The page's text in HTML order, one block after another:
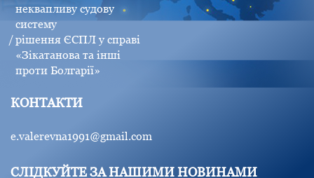
неквапливу судову
систему
рішення ЄСПЛ у справі
«Зікатанова та інші
проти Болгарії»
КОНТАКТИ
e.valerevna1991@gmail.com
СЛІДКУЙТЕ ЗА НАШИМИ НОВИНАМИ